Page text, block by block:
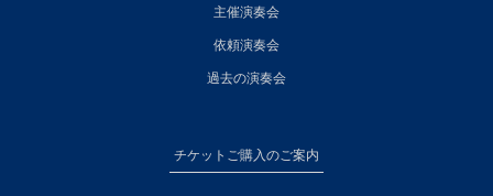
主催演奏会
依頼演奏会
過去の演奏会
チケットご購入のご案内